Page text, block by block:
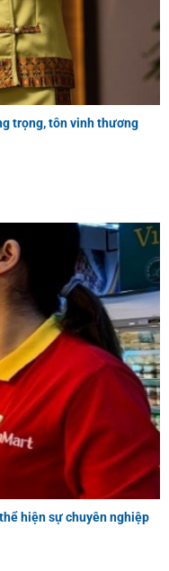
trọng, tôn vinh thương
hiện sự chuyên nghiệp